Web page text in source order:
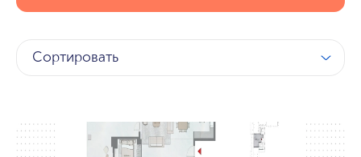
Сортировать